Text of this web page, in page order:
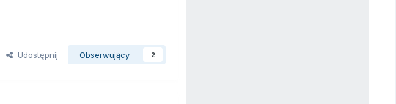
Udostępnij Obserwujący 2